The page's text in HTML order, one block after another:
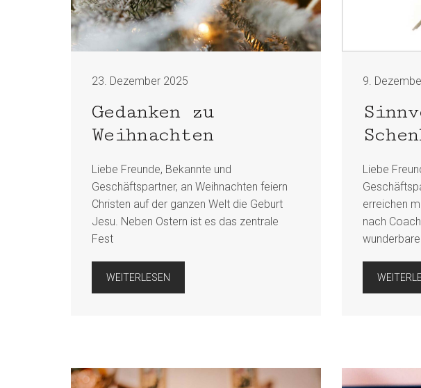
23. Dezember 2025
Gedanken zu
Weihnachten
Liebe Freunde, Bekannte und
Geschäftspartner, an Weihnachten feiern
Christen auf der ganzen Welt die Geburt
Jesu. Neben Ostern ist es das zentrale
Fest
WEITERLESEN
9.
Liebe
erreichen
nach